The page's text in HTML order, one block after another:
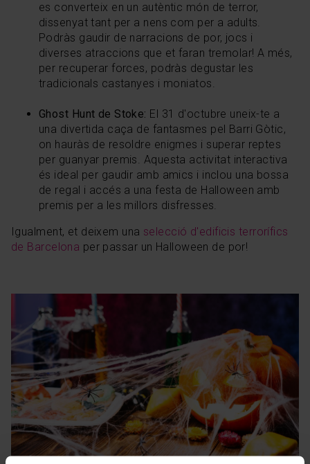
es converteix en un autèntic món de terror,
dissenyat tant per a nens com per a adults.
Podràs gaudir de narracions de por, jocs i
diverses atraccions que et faran tremolar! A més,
per recuperar forces, podràs degustar les
tradicionals castanyes i moniatos.
Ghost Hunt de Stoke: El 31 d'octubre uneix-te a
una divertida caça de fantasmes pel Barri Gòtic,
on hauràs de resoldre enigmes i superar reptes
per guanyar premis. Aquesta activitat interactiva
és ideal per gaudir amb amics i inclou una bossa
de regal i accés a una festa de Halloween amb
premis per a les millors disfresses.
Igualment, et deixem una selecció d'edificis terrorífics
de Barcelona per passar un Halloween de por!